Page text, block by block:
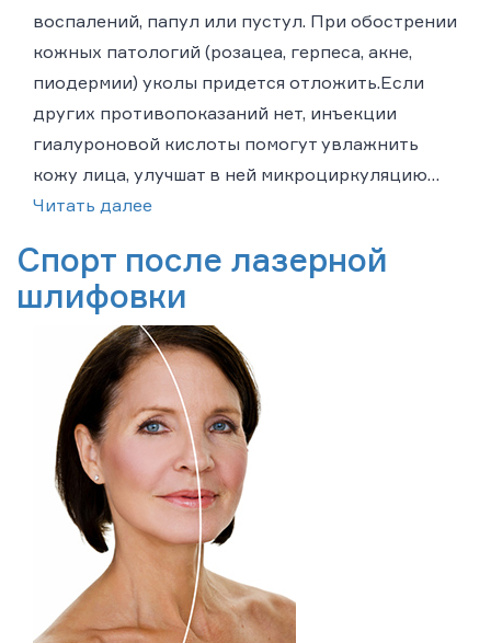
воспалений, папул или пустул. При обострении
кожных патологий (розацеа, герпеса, акне,
пиодермии) уколы придется отложить.Если
других противопоказаний нет, инъекции
гиалуроновой кислоты помогут увлажнить
кожу лица, улучшат в ней микроциркуляцию…
Читать далее
Cпорт после лазерной
шлифовки